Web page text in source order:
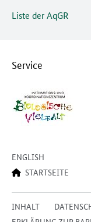
Liste der AqGR
Service
ENGLISH
STARTSEITE
INHALT